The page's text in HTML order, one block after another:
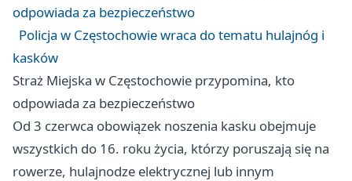
odpowiada za bezpieczeństwo
Policja w Częstochowie wraca do tematu hulajnóg i
kasków
Straż Miejska w Częstochowie przypomina, kto
odpowiada za bezpieczeństwo
Od 3 czerwca obowiązek noszenia kasku obejmuje
wszystkich do 16. roku życia, którzy poruszają się na
rowerze, hulajnodze elektrycznej lub innym